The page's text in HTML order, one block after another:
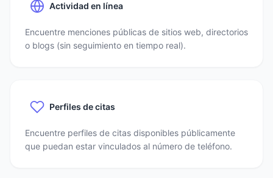
Actividad en línea
Encuentre menciones públicas de sitios web, directorios
o blogs (sin seguimiento en tiempo real).
Perfiles de citas
Encuentre perfiles de citas disponibles públicamente
que puedan estar vinculados al número de teléfono.